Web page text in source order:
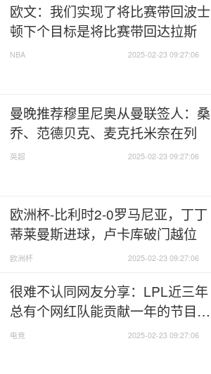
欧文：我们实现了将比赛带回波士
顿下个目标是将比赛带回达拉斯
NBA 2025-02-23 09:27:06
曼晚推荐穆里尼奥从曼联签人：桑
乔、范德贝克、麦克托米奈在列
英超 2025-02-23 09:27:06
欧洲杯-比利时2-0罗马尼亚，丁丁
蒂莱曼斯进球，卢卡库破门越位
欧洲杯 2025-02-23 09:27:06
很难不认同网友分享：LPL近三年
总有个网红队能贡献一年的节目效
果
电竞 2025-02-23 09:27:06